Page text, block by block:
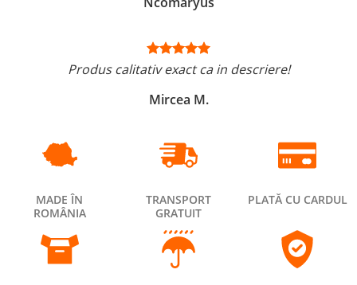
Produs calitativ exact ca in descriere!
Mircea M.
MADE ÎN
ROMÂNIA
TRANSPORT
GRATUIT
PLATĂ CU CARDUL